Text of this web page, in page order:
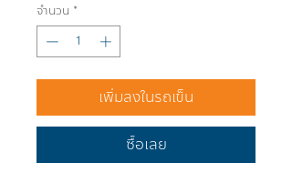
จำนวน *
เพิ่มลงในรถเข็น
ซื้อเลย